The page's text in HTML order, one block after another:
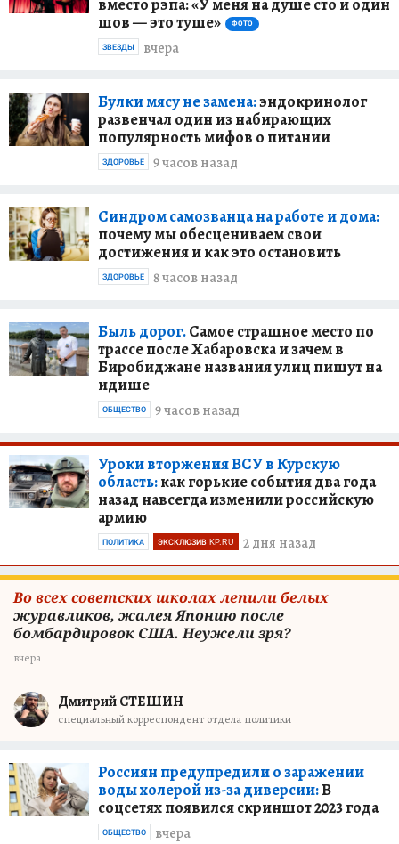
шов — это туше»
ФОТО
вчера
ЗВЕЗДЫ
Булки мясу не замена:эндокринолог
развенчал один из набирающих
популярность мифов о питании
9 часов назад
ЗДОРОВЬЕ
Синдром самозванца на работе и дома:
почему мы обесцениваем свои
достижения и как это остановить
8 часов назад
ЗДОРОВЬЕ
Быль дорог.Самое страшное место по
трассе после Хабаровска и зачем в
Биробиджане названия улиц пишут на
идише
9 часов назад
ОБЩЕСТВО
Уроки вторжения ВСУ в Курскую
область:как горькие события два года
назад навсегда изменили российскую
армию
2 дня назад
ПОЛИТИКА ЭКСКЛЮЗИВ KP.RU
Во всех советских школах лепили белых
журавликов, жалея Японию после
бомбардировок США. Неужели зря?
вчера
Дмитрий СТЕШИН
специальный корреспондент отдела политики
Россиян предупредили о заражении
воды холерой из-за диверсии:В
соцсетях появился скриншот 2023 года
вчера
ОБЩЕСТВО